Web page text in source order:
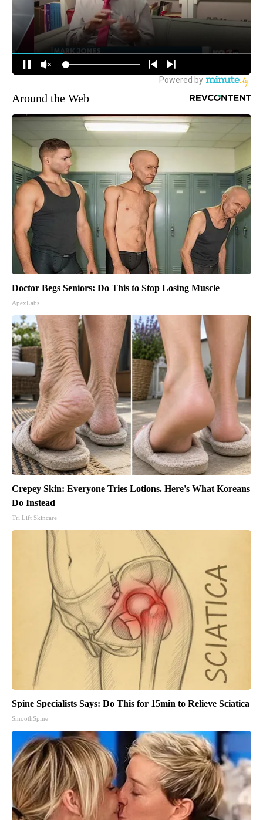
Around the Web
Doctor Begs Seniors: Do This to Stop Losing Muscle
ApexLabs
Crepey Skin: Everyone Tries Lotions. Here's What Koreans
Do Instead
Tri Lift Skincare
Spine Specialists Says: Do This for 15min to Relieve Sciatica
SmoothSpine